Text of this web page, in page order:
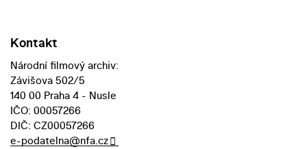
Kontakt
Národní filmový archiv:
Závišova 502/5
140 00 Praha 4 - Nusle
IČO: 00057266
DIČ: CZ00057266
e-podatelna@nfa.cz